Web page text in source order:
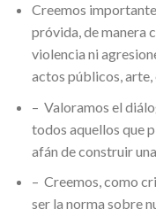
Creemos
próvida, de manera
violencia ni
actos públicos, arte,
– Valoramos el
todos aquellos que
afán de construir
– Creemos, como
ser la norma sobre